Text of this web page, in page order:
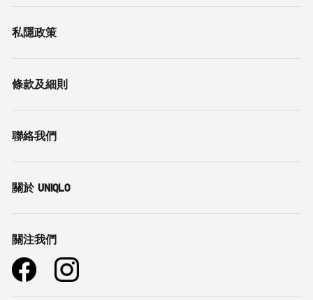
私隱政策
條款及細則
聯絡我們
關於 UNIQLO
關注我們